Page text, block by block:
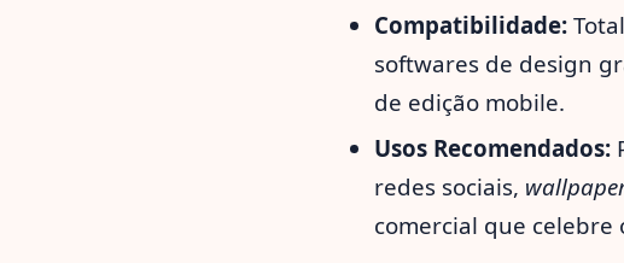
Compatibilidade:
softwares de design
de edição mobile.
Usos Recomendados:
redes sociais,
comercial que celebre